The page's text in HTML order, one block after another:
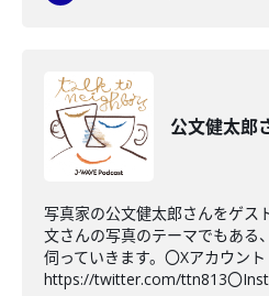
公文健太郎
写真家の公文健太郎さんをゲス
文さんの写真のテーマでもある
伺っていきます。〇Xアカウント
https://twitter.com/ttn813〇